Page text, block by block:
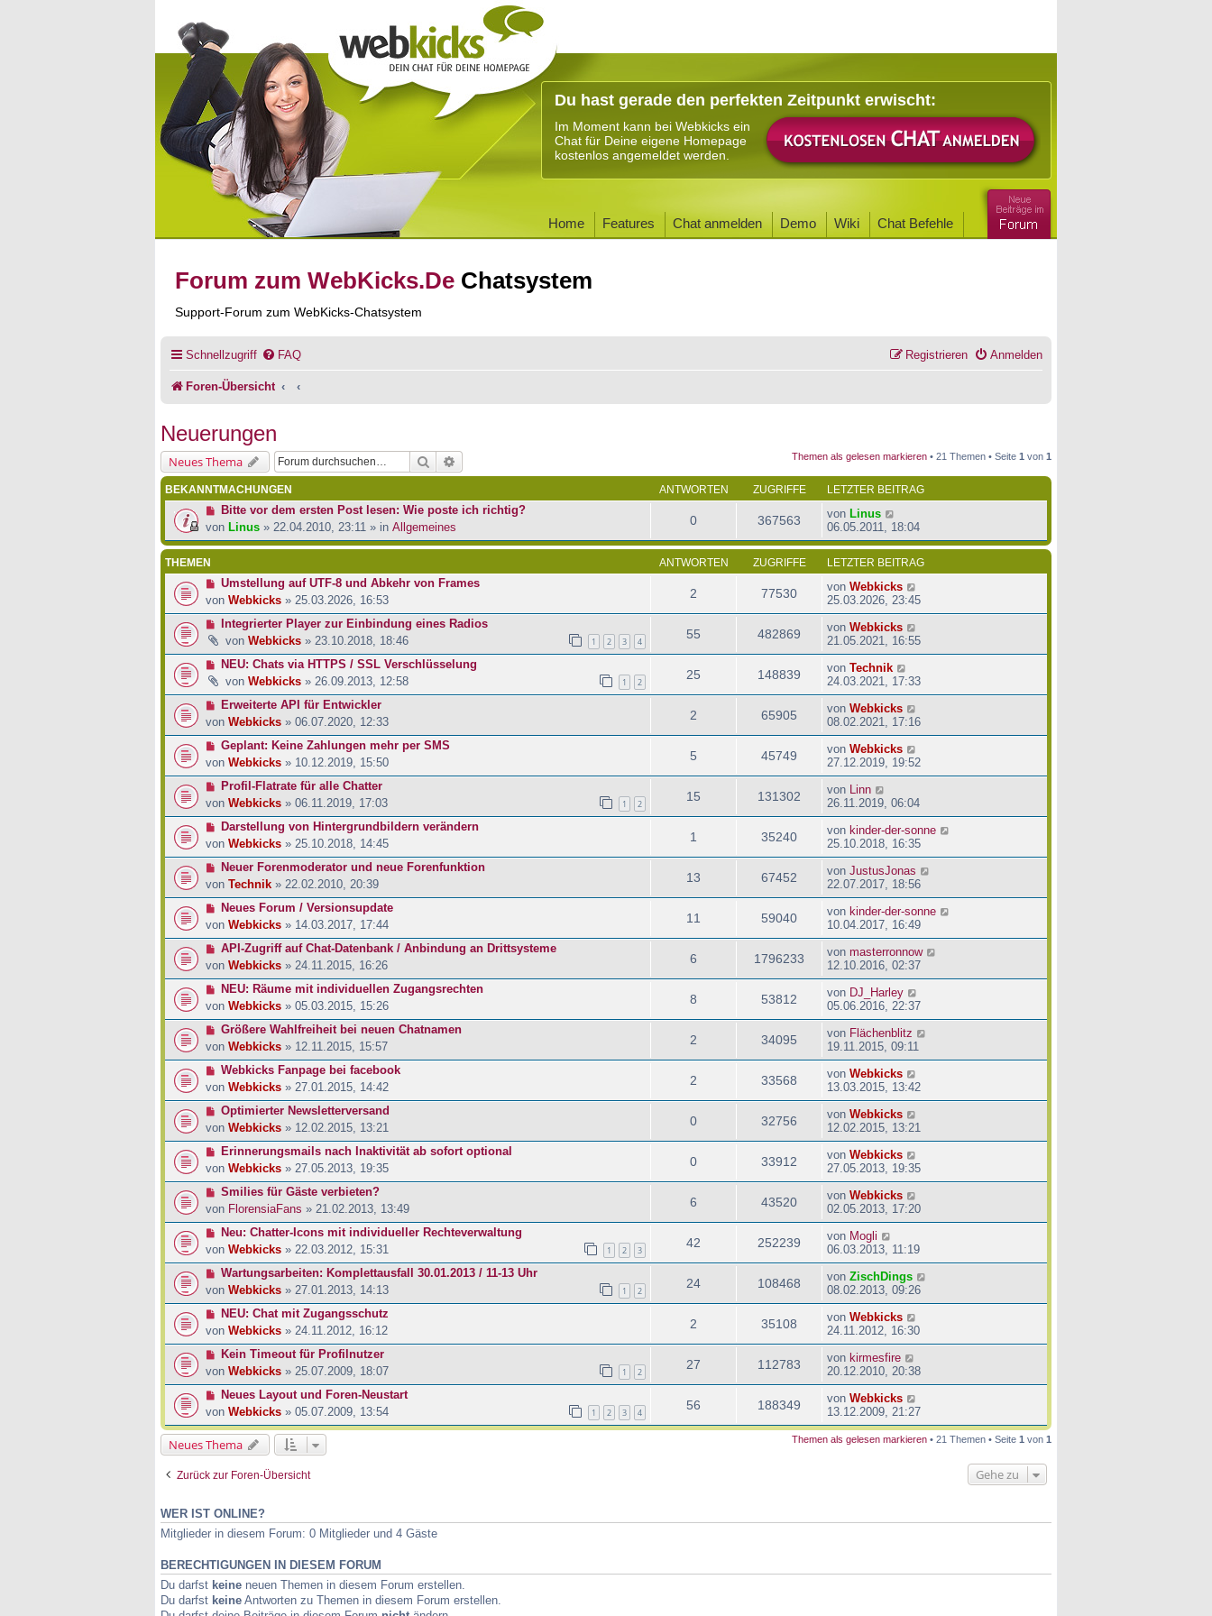
Du hast gerade den perfekten Zeitpunkt erwischt:
Im Moment kann bei Webkicks ein
Chat für Deine eigene Homepage
kostenlos angemeldet werden.
Home Features Chat anmelden Demo Wiki Chat Befehle
Forum zum WebKicks.De Chatsystem
Support-Forum zum WebKicks-Chatsystem
Schnellzugriff FAQ Anmelden
Registrieren
Foren-Übersicht
Neuerungen
Neues Thema Suche Themen als gelesen markieren • 21 Themen • Seite 1 von 1
BEKANNTMACHUNGEN ANTWORTEN ZUGRIFFE LETZTER BEITRAG
Bitte vor dem ersten Post lesen: Wie poste ich richtig?
von Linus » 22.04.2010, 23:11 » in Allgemeines 0 367563 von Linus
06.05.2011, 18:04
THEMEN ANTWORTEN ZUGRIFFE LETZTER BEITRAG
Umstellung auf UTF-8 und Abkehr von Frames
von Webkicks » 25.03.2026, 16:53 2 77530 von Webkicks
25.03.2026, 23:45
Integrierter Player zur Einbindung eines Radios
von Webkicks » 23.10.2018, 18:46 1 2 3 4
55 482869 von Webkicks
21.05.2021, 16:55
NEU: Chats via HTTPS / SSL Verschlüsselung
von Webkicks » 26.09.2013, 12:58 1 2
25 148839 von Technik
24.03.2021, 17:33
Erweiterte API für Entwickler
von Webkicks » 06.07.2020, 12:33 2 65905 von Webkicks
08.02.2021, 17:16
Geplant: Keine Zahlungen mehr per SMS
von Webkicks » 10.12.2019, 15:50 5 45749 von Webkicks
27.12.2019, 19:52
Profil-Flatrate für alle Chatter
von Webkicks » 06.11.2019, 17:03 1 2
15 131302 von
Linn
26.11.2019, 06:04
Darstellung von Hintergrundbildern verändern
von Webkicks » 25.10.2018, 14:45 1 35240 von kinder-der-sonne
25.10.2018, 16:35
Neuer Forenmoderator und neue Forenfunktion
von Technik » 22.02.2010, 20:39 13 67452 von JustusJonas
22.07.2017, 18:56
Neues Forum / Versionsupdate
von Webkicks » 14.03.2017, 17:44 11 59040 von kinder-der-sonne
10.04.2017, 16:49
API-Zugriff auf Chat-Datenbank / Anbindung an Drittsysteme
von Webkicks » 24.11.2015, 16:26 6 1796233 von masterronnow
12.10.2016, 02:37
NEU: Räume mit individuellen Zugangsrechten
von Webkicks » 05.03.2015, 15:26 8 53812 von DJ_Harley
05.06.2016, 22:37
Größere Wahlfreiheit bei neuen Chatnamen
von Webkicks » 12.11.2015, 15:57 2 34095 von Flächenblitz
19.11.2015, 09:11
Webkicks Fanpage bei facebook
von Webkicks » 27.01.2015, 14:42 2 33568 von Webkicks
13.03.2015, 13:42
Optimierter Newsletterversand
von Webkicks » 12.02.2015, 13:21 0 32756 von Webkicks
12.02.2015, 13:21
Erinnerungsmails nach Inaktivität ab sofort optional
von Webkicks » 27.05.2013, 19:35 0 33912 von Webkicks
27.05.2013, 19:35
Smilies für Gäste verbieten?
von FlorensiaFans » 21.02.2013, 13:49 6 43520 von Webkicks
02.05.2013, 17:20
Neu: Chatter-Icons mit individueller Rechteverwaltung
von Webkicks » 22.03.2012, 15:31 1 2 3
42 252239 von Mogli
06.03.2013, 11:19
Wartungsarbeiten: Komplettausfall 30.01.2013 / 11-13 Uhr
von Webkicks » 27.01.2013, 14:13 1 2
24 108468 von ZischDings
08.02.2013, 09:26
NEU: Chat mit Zugangsschutz
von Webkicks » 24.11.2012, 16:12 2 35108 von Webkicks
24.11.2012, 16:30
Kein Timeout für Profilnutzer
von Webkicks » 25.07.2009, 18:07 1 2
27 112783 von kirmesfire
20.12.2010, 20:38
Neues Layout und Foren-Neustart
von Webkicks » 05.07.2009, 13:54 1 2 3 4
56 188349 von Webkicks
13.12.2009, 21:27
Neues Thema Themen als gelesen markieren • 21 Themen • Seite 1 von 1
Zurück zur Foren-Übersicht Gehe zu
WER IST ONLINE?
Mitglieder in diesem Forum: 0 Mitglieder und 4 Gäste
BERECHTIGUNGEN IN DIESEM FORUM
Du darfst keine neuen Themen in diesem Forum erstellen.
Du darfst keine Antworten zu Themen in diesem Forum erstellen.